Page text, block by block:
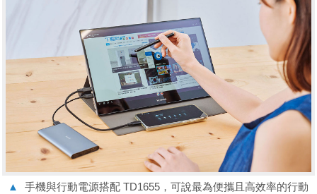
▲
手機與行動電源搭配 TD1655，可說最為便攜且高效率的行動